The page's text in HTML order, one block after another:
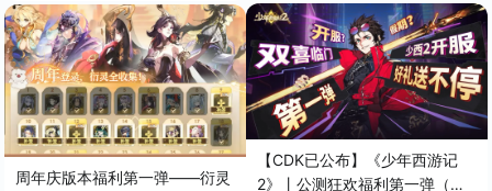
周年庆版本福利第一弹——衍灵
【CDK已公布】《少年西游记
2》丨公测狂欢福利第一弹（已